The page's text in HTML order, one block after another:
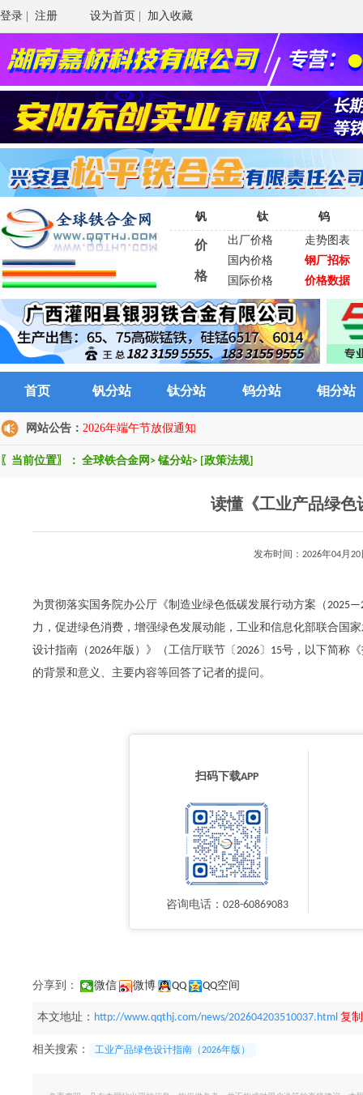
登录 注册 设为首页 加入收藏
钒 钛 钨
价
格
出厂价格
走势图表
国内价格
钢厂招标
国际价格
价格数据
首页 钒分站 钛分站 钨分站 钼分站
网站公告： 2026年端午节放假通知
〖当前位置〗： 全球铁合金网 > 锰分站> [政策法规]
读懂《工业产品绿色
发布时间：2026年04月
为贯彻落实国务院办公厅《制造业绿色低碳发展行动方案（
力，促进绿色消费，增强绿色发展动能，工业和信息化部联合国
设计指南（2026年版）》（工信厅联节〔2026〕15号，以下简
的背景和意义、主要内容等回答了记者的提问。
扫码下载APP
咨询电话：028-60869083
分享到： 微信 微博 QQ QQ空间
本文地址： http://www.qqthj.com/news/202604203510037.html 复
相关搜索： 工业产品绿色设计指南（2026年版）